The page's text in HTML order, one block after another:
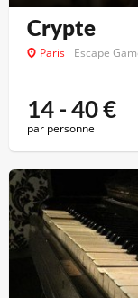
Crypte
Paris Escape
14 - 40€
par personne